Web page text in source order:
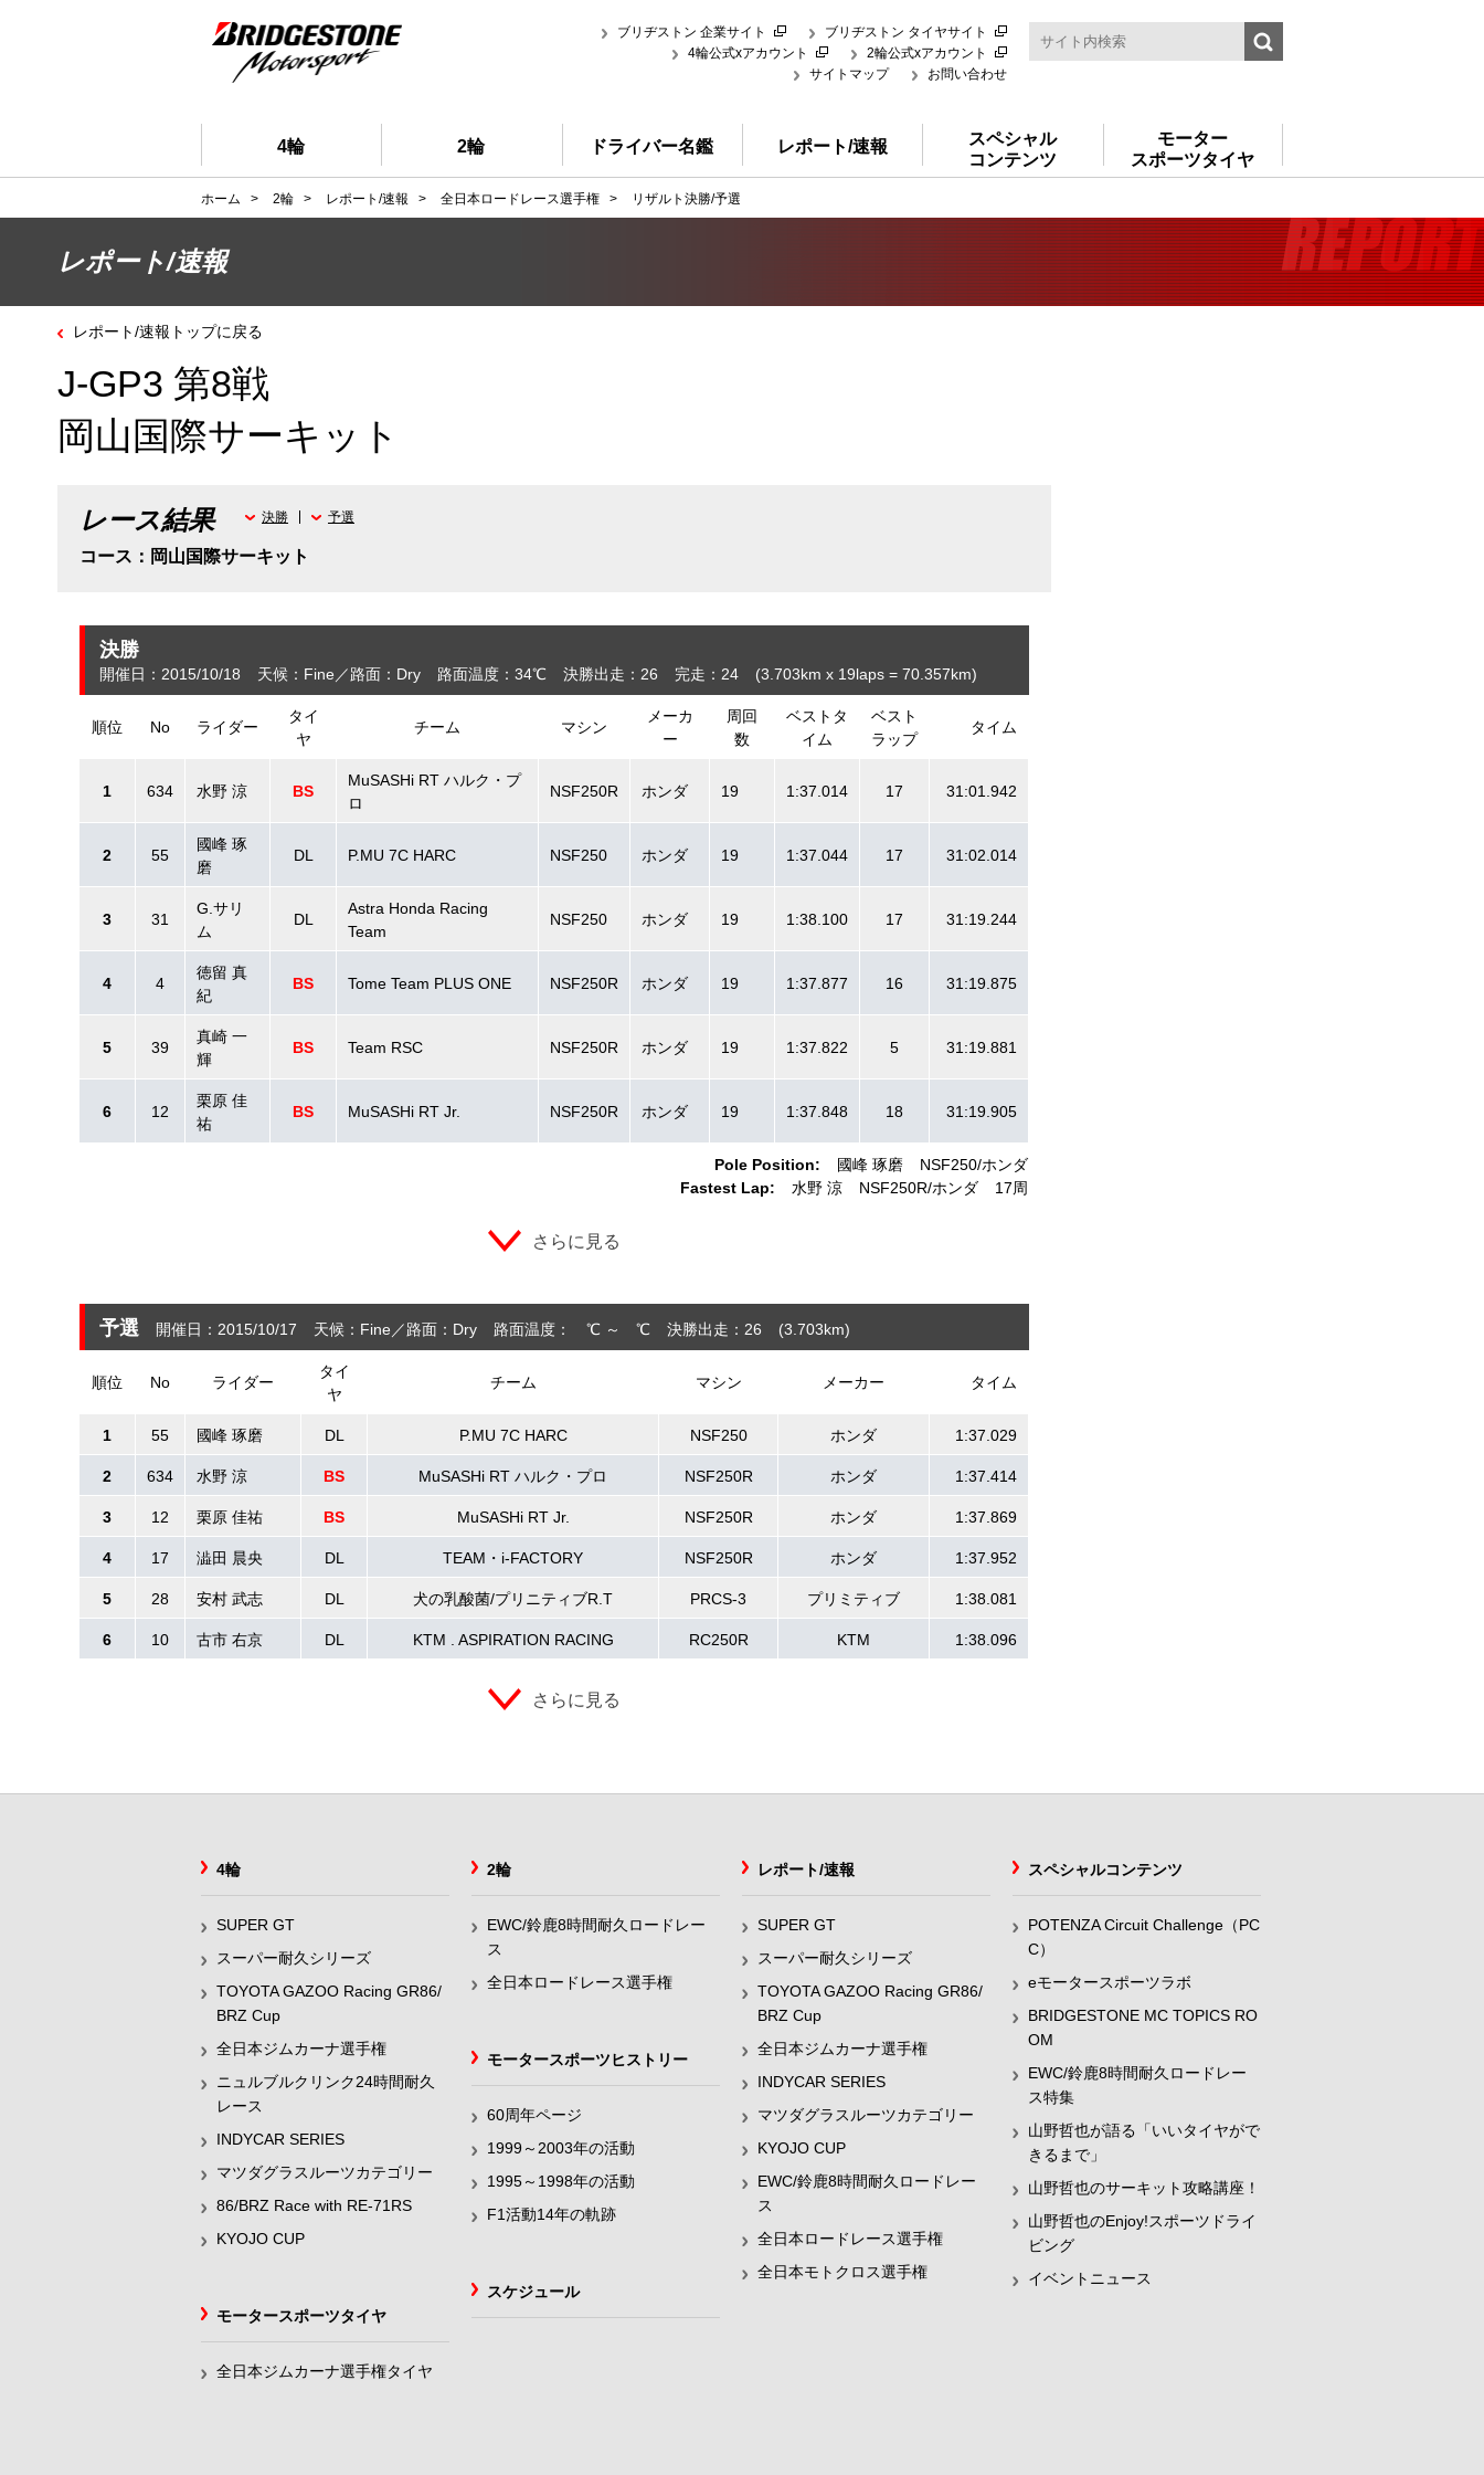
ブリヂストン 企業サイト
ブリヂストン タイヤサイト
4輪公式xアカウント
2輪公式xアカウント
サイトマップ
お問い合わせ
4輪 2輪 ドライバー名鑑 レポート/速報
スペシャル
コンテンツ
モーター
スポーツタイヤ
ホーム > 2輪 > レポート/速報 > 全日本ロードレース選手権 > リザルト決勝/予選
レポート/速報
レポート/速報トップに戻る
J-GP3 第8戦
岡山国際サーキット
レース結果
コース：岡山国際サーキット
決勝 予選
決勝
開催日：2015/10/18 天候：Fine 路面：Dry 路面温度：34℃ 決勝出走：26 完走：24 (3.703km x 19laps = 70.357km)
順位 No ライダー
タイ
ヤ
チーム マシン
メーカ
ー
周回
数
ベストタ
イム
ベスト
ラップ
タイム
Pole Position: 國峰 琢磨 NSF250 ホンダ
Fastest Lap:
水野 涼 NSF250R ホンダ 17周
1 634 水野 涼 BS
MuSASHi RT ハルク・プ
ロ
NSF250R ホンダ 19 1:37.014 17 31:01.942
2 55
國峰 琢
磨
DL P.MU 7C HARC NSF250 ホンダ 19 1:37.044 17 31:02.014
3 31
G.サリ
ム
DL
Astra Honda Racing
Team
NSF250 ホンダ 19 1:38.100 17 31:19.244
4 4
徳留 真
紀
BS Tome Team PLUS ONE NSF250R ホンダ 19 1:37.877 16 31:19.875
5 39
真崎 一
輝
BS Team RSC NSF250R ホンダ 19 1:37.822 5 31:19.881
6 12
栗原 佳
祐
BS MuSASHi RT Jr. NSF250R ホンダ 19 1:37.848 18 31:19.905
さらに見る
予選 開催日：2015/10/17 天候：Fine 路面：Dry 路面温度： ℃ ～ ℃ 決勝出走：26 (3.703km)
順位 No ライダー
タイ
ヤ
チーム マシン メーカー タイム
1 55 國峰 琢磨 DL P.MU 7C HARC NSF250 ホンダ 1:37.029
2 634 水野 涼 BS MuSASHi RT ハルク・プロ NSF250R ホンダ 1:37.414
3 12 栗原 佳祐 BS MuSASHi RT Jr. NSF250R ホンダ 1:37.869
4 17 澁田 晨央 DL TEAM・i-FACTORY NSF250R ホンダ 1:37.952
5 28 安村 武志 DL 犬の乳酸菌/プリニティブR.T PRCS-3 プリミティブ 1:38.081
6 10 古市 右京 DL KTM . ASPIRATION RACING RC250R KTM 1:38.096
さらに見る
4輪
SUPER GT
スーパー耐久シリーズ
TOYOTA GAZOO Racing GR86/
BRZ Cup
全日本ジムカーナ選手権
ニュルブルクリンク24時間耐久
レース
INDYCAR SERIES
マツダグラスルーツカテゴリー
86/BRZ Race with RE-71RS
KYOJO CUP
2輪
EWC/鈴鹿8時間耐久ロードレー
ス
全日本ロードレース選手権
レポート/速報
SUPER GT
スーパー耐久シリーズ
TOYOTA GAZOO Racing GR86/
BRZ Cup
全日本ジムカーナ選手権
INDYCAR SERIES
マツダグラスルーツカテゴリー
KYOJO CUP
EWC/鈴鹿8時間耐久ロードレー
ス
全日本ロードレース選手権
全日本モトクロス選手権
スペシャルコンテンツ
POTENZA Circuit Challenge（PC
C）
eモータースポーツラボ
BRIDGESTONE MC TOPICS RO
OM
EWC/鈴鹿8時間耐久ロードレー
ス特集
山野哲也が語る「いいタイヤがで
きるまで」
山野哲也のサーキット攻略講座！
山野哲也のEnjoy!スポーツドライ
ビング
イベントニュース
モータースポーツヒストリー
60周年ページ
1999～2003年の活動
1995～1998年の活動
F1活動14年の軌跡
スケジュール
モータースポーツタイヤ
全日本ジムカーナ選手権タイヤ